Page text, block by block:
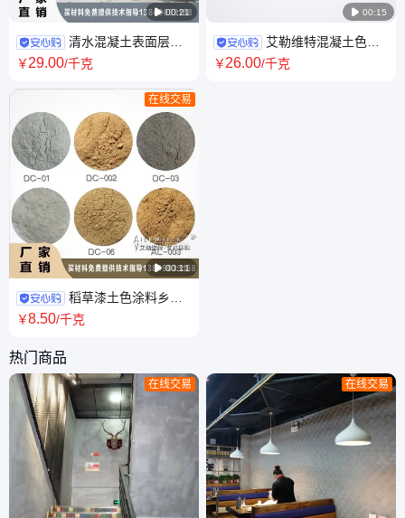
 00:21
清水混凝土表面层修
补材料涂刷色差气泡错台麻面
￥29.00/千克
 00:11
在线交易
稻草漆土色涂料乡村
田园老泥墙 坚固耐水景区民宿
￥8.50/千克
 00:15
艾勒维特混凝土色差
调整材 清水保护色差调整裂缝
￥26.00/千克
热门商品
在线交易 在线交易